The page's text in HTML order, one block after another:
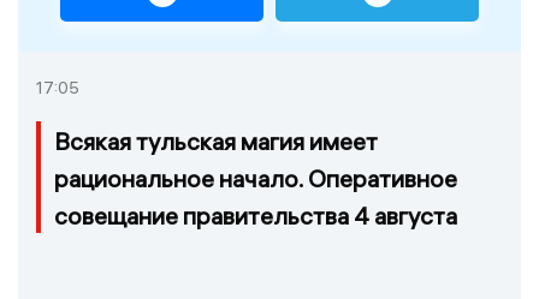
17:05
Всякая тульская магия имеет
рациональное начало. Оперативное
совещание правительства 4 августа